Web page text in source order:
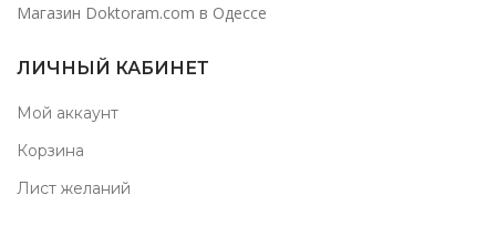
Магазин Doktoram.com в Одессе
ЛИЧНЫЙ КАБИНЕТ
Мой аккаунт
Корзина
Лист желаний